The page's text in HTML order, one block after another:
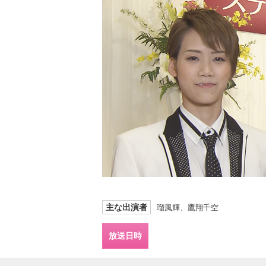
主な出演者 瑠風輝、鷹翔千空
放送日時